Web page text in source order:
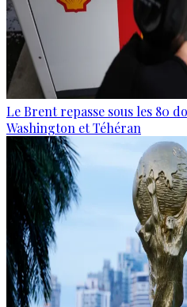
Le Brent repasse sous les 80
Washington et Téhéran